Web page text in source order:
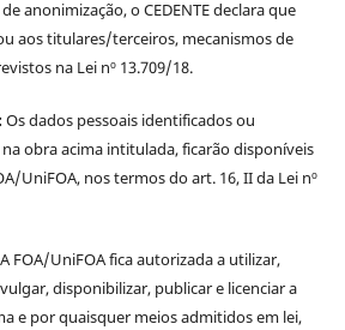
anonimização, o CEDENTE declara que
aos titulares/terceiros, mecanismos de
na Lei nº 13.709/18.
Os dados pessoais identificados ou
obra acima intitulada, ficarão disponíveis
UniFOA, nos termos do art. 16, II da Lei nº
FOA/UniFOA fica autorizada a utilizar,
disponibilizar, publicar e licenciar a
e por quaisquer meios admitidos em lei,